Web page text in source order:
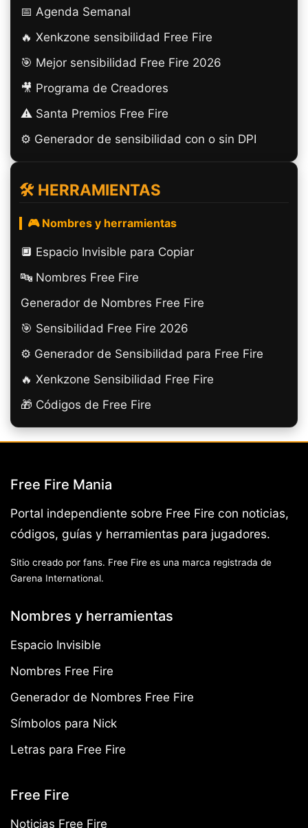
📅 Agenda Semanal
🔥 Xenkzone sensibilidad Free Fire
🎯 Mejor sensibilidad Free Fire 2026
🎥 Programa de Creadores
⚠️ Santa Premios Free Fire
⚙️ Generador de sensibilidad con o sin DPI
🛠️ HERRAMIENTAS
🎮 Nombres y herramientas
🔲️ Espacio Invisible para Copiar
🔤 Nombres Free Fire
Generador de Nombres Free Fire
🎯 Sensibilidad Free Fire 2026
⚙️ Generador de Sensibilidad para Free Fire
🔥 Xenkzone Sensibilidad Free Fire
🎁 Códigos de Free Fire
Free Fire Mania
Portal independiente sobre Free Fire con noticias,
códigos, guías y herramientas para jugadores.
Sitio creado por fans. Free Fire es una marca registrada de
Garena International.
Nombres y herramientas
Espacio Invisible
Nombres Free Fire
Generador de Nombres Free Fire
Símbolos para Nick
Letras para Free Fire
Free Fire
Noticias Free Fire